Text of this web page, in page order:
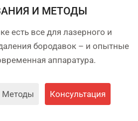
И МЕТОДЫ
есть все для лазерного и
бородавок – и опытные
аппаратура.
Методы Консультация